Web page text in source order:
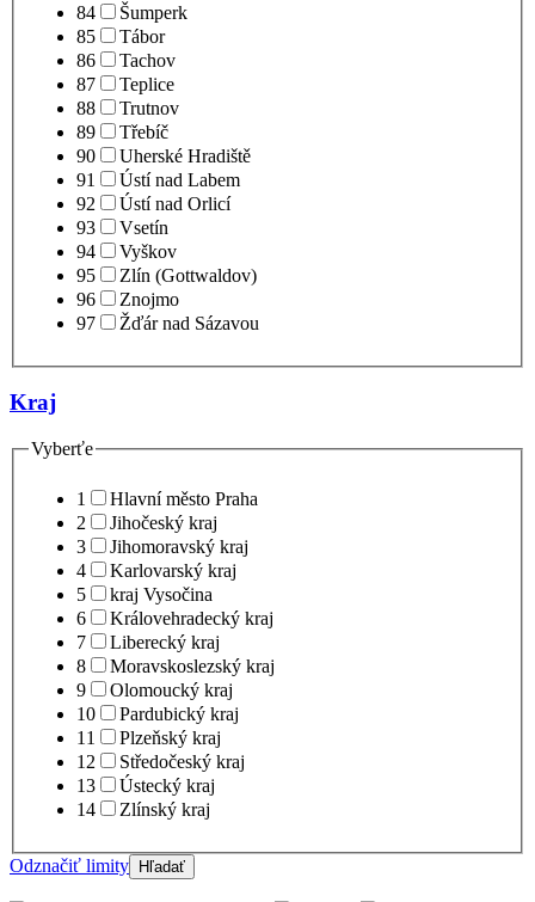
84
Šumperk
85
Tábor
86
Tachov
87
Teplice
88
Trutnov
89
Třebíč
90
Uherské Hradiště
91
Ústí nad Labem
92
Ústí nad Orlicí
93
Vsetín
94
Vyškov
95
Zlín (Gottwaldov)
96
Znojmo
97
Žďár nad Sázavou
Kraj
Vyberťe
1
Hlavní město Praha
2
Jihočeský kraj
3
Jihomoravský kraj
4
Karlovarský kraj
5
kraj Vysočina
6
Královehradecký kraj
7
Liberecký kraj
8
Moravskoslezský kraj
9
Olomoucký kraj
10
Pardubický kraj
11
Plzeňský kraj
12
Středočeský kraj
13
Ústecký kraj
14
Zlínský kraj
Odznačiť limity Hľadať